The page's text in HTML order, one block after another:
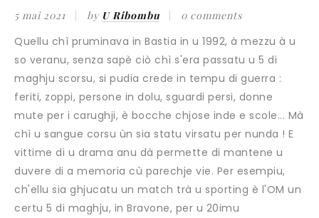
5 mai 2021 by U Ribombu 0 comments
Quellu chì pruminava in Bastia in u 1992, à mezzu à u
so veranu, senza sapè ciò chì s'era passatu u 5 di
maghju scorsu, si pudia crede in tempu di guerra :
feriti, zoppi, persone in dolu, sguardi persi, donne
mute per i carughji, è bocche chjose inde e scole... Mà
chì u sangue corsu ùn sia statu virsatu per nunda ! E
vittime di u drama anu dà permette di mantene u
duvere di a memoria cù parechje vie. Per esempiu,
ch'ellu sia ghjucatu un match trà u sporting è l'OM un
certu 5 di maghju, in Bravone, per u 20imu